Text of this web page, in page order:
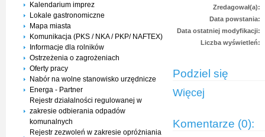
Kalendarium imprez
Lokale gastronomiczne
Mapa miasta
Komunikacja (PKS / NKA / PKP/ NAFTEX)
Informacje dla rolników
Ostrzeżenia o zagrożeniach
Oferty pracy
Nabór na wolne stanowisko urzędnicze
Energa - Partner
Rejestr działalności regulowanej w
zakresie odbierania odpadów
komunalnych
Rejestr zezwoleń w zakresie opróżniania
Zredagował(a):
Data powstania:
Data ostatniej modyfikacji:
Liczba wyświetleń:
Podziel się
Więcej
Komentarze (0):